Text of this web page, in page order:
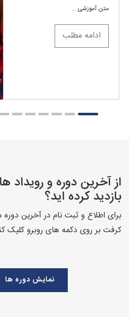
متن آموزشی...
ادامه مطلب
از آخرین دوره و رویداد
بازدید کرده اید؟
برای اطلاع و ثبت نام در آخرین دوره
کرفت بر روی دکمه های روبرو کلیک
نمایش دوره ها